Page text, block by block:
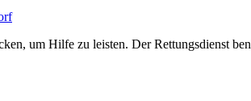
um Hilfe zu leisten. Der Rettungsdienst